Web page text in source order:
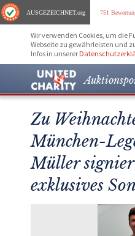
AUSGEZEICHNET.org 751
Wir verwenden Cookies, um die
Webseite zu gewährleisten und
Infos in unserer
Zu
München-
Müller
exklusives